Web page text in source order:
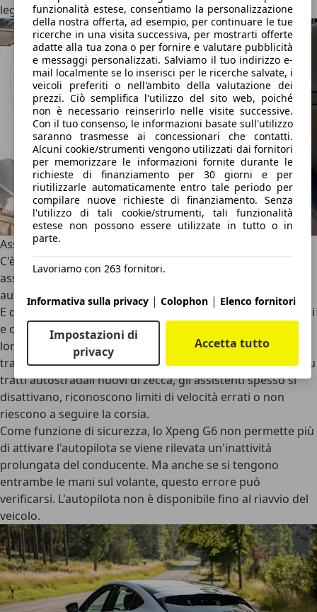
funzionalità estese, consentiamo la personalizzazione
della nostra offerta, ad esempio, per continuare le tue
ricerche in una visita successiva, per mostrarti offerte
adatte alla tua zona o per fornire e valutare pubblicità
e messaggi personalizzati. Salviamo il tuo indirizzo e-
mail localmente se lo inserisci per le ricerche salvate, i
veicoli preferiti o nell'ambito della valutazione dei
prezzi. Ciò semplifica l'utilizzo del sito web, poiché
non è necessario reinserirlo nelle visite successive.
Con il tuo consenso, le informazioni basate sull'utilizzo
saranno trasmesse ai concessionari che contatti.
Alcuni cookie/strumenti vengono utilizzati dai fornitori
per memorizzare le informazioni fornite durante le
richieste di finanziamento per 30 giorni e per
riutilizzarle automaticamente entro tale periodo per
compilare nuove richieste di finanziamento. Senza
l'utilizzo di tali cookie/strumenti, tali funzionalità
estese non possono essere utilizzate in tutto o in
parte.
Lavoriamo con 263 fornitori.
Informativa sulla privacy | Colophon | Elenco fornitori
Impostazioni di
privacy
Accetta tutto
leggera, in autostrada troppo pesante e con poco feeling.
Assistenza con insidie
C'è bisogno di miglioramenti anche nei sistemi di
assistenza. Soprattutto nelle corsie dei cantieri
autostradali, l'autopilota non riesce a mantenere la corsia.
E questo nonostante 12 telecamere e 17 radar a ultrasuoni
e onde millimetriche. I sistemi raggiungono rapidamente i
loro limiti con le segnaletiche stradali variabili e
trasferiscono la responsabilità al conducente. Ma anche su
tratti autostradali nuovi di zecca, gli assistenti spesso si
disattivano, riconoscono limiti di velocità errati o non
riescono a seguire la corsia.
Come funzione di sicurezza, lo Xpeng G6 non permette più
di attivare l'autopilota se viene rilevata un'inattività
prolungata del conducente. Ma anche se si tengono
entrambe le mani sul volante, questo errore può
verificarsi. L'autopilota non è disponibile fino al riavvio del
veicolo.